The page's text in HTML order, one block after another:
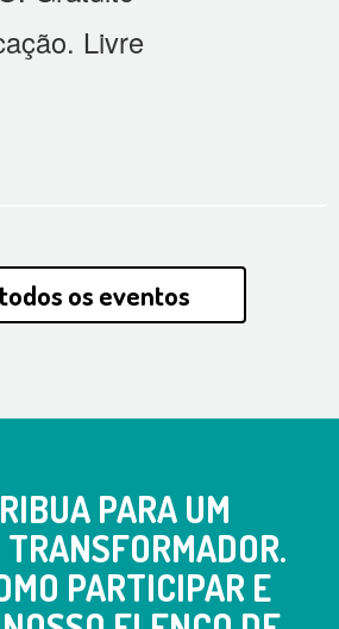
Livre
os eventos
PARA UM
PARTICIPAR E